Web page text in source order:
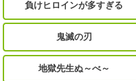
負けヒロインが多すぎる
鬼滅の刃
地獄先生ぬ～べ～